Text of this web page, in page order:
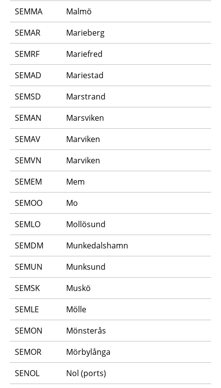
SEMMA
Malmö
SEMAR
Marieberg
SEMRF
Mariefred
SEMAD
Mariestad
SEMSD
Marstrand
SEMAN
Marsviken
SEMAV
Marviken
SEMVN
Marviken
SEMEM
Mem
SEMOO
Mo
SEMLO
Mollösund
SEMDM
Munkedalshamn
SEMUN
Munksund
SEMSK
Muskö
SEMLE
Mölle
SEMON
Mönsterås
SEMOR
Mörbylånga
SENOL
Nol (ports)